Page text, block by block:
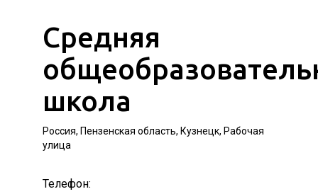
Средняя
школа
Россия, Пензенская область, Кузнецк, Рабочая
улица
Телефон: